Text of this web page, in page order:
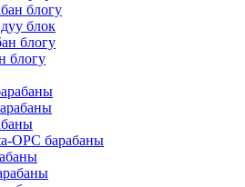
блогу
блок
блогу
блогу
OPC барабаны